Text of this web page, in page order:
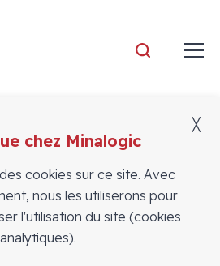
chez Minalogic
cookies sur ce site. Avec
nous les utiliserons pour
l'utilisation du site (cookies
analytiques).
╳